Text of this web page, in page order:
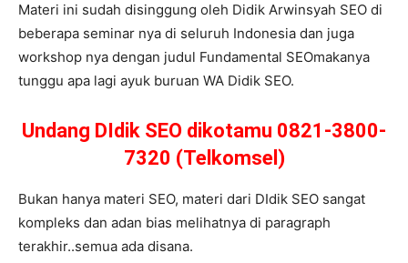
Materi ini sudah disinggung oleh Didik Arwinsyah SEO di
beberapa seminar nya di seluruh Indonesia dan juga
workshop nya dengan judul Fundamental SEOmakanya
tunggu apa lagi ayuk buruan WA Didik SEO.
Undang DIdik SEO dikotamu 0821-3800-
7320 (Telkomsel)
Bukan hanya materi SEO, materi dari DIdik SEO sangat
kompleks dan adan bias melihatnya di paragraph
terakhir..semua ada disana.